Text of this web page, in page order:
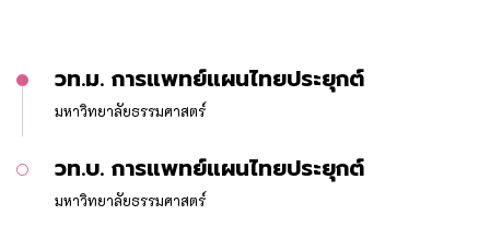
วท.ม. การแพทย์แผนไทยประยุกต์
มหาวิทยาลัยธรรมศาสตร์
วท.บ. การแพทย์แผนไทยประยุกต์
มหาวิทยาลัยธรรมศาสตร์